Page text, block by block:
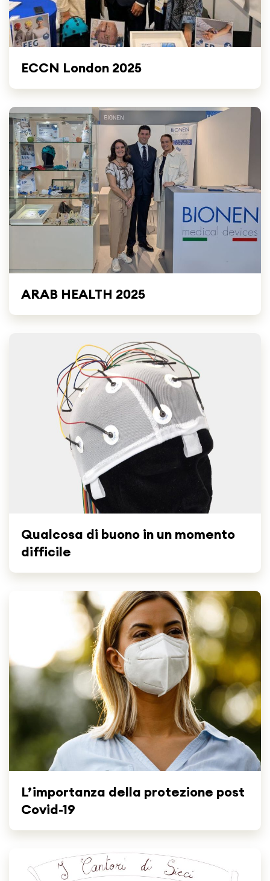
ECCN London 2025
ARAB HEALTH 2025
Qualcosa di buono in un momento
difficile
L’importanza della protezione post
Covid-19